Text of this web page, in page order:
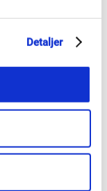
Detaljer
skal også
vere